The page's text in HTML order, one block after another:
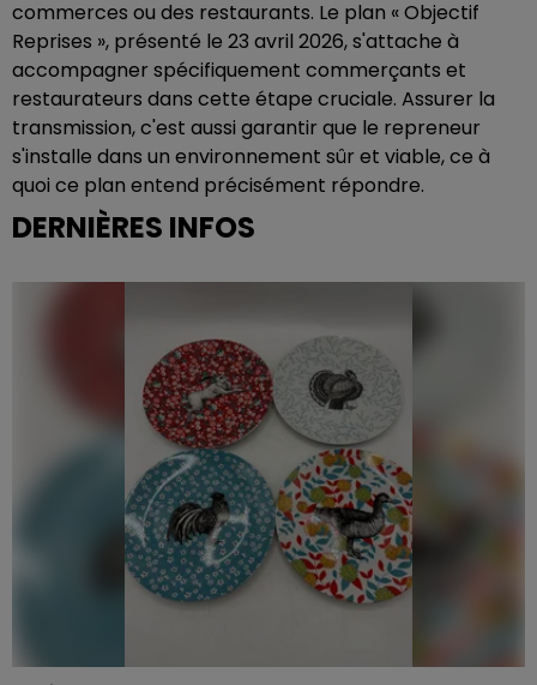
commerces ou des restaurants. Le plan « Objectif
Reprises », présenté le 23 avril 2026, s'attache à
accompagner spécifiquement commerçants et
restaurateurs dans cette étape cruciale. Assurer la
transmission, c'est aussi garantir que le repreneur
s'installe dans un environnement sûr et viable, ce à
quoi ce plan entend précisément répondre.
DERNIÈRES INFOS